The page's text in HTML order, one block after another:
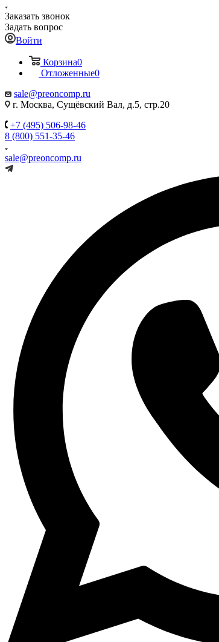
Заказать звонок
Задать вопрос
Войти
Корзина0
Отложенные0
sale@preoncomp.ru
г. Москва, Сущёвский Вал, д.5, стр.20
+7 (495) 506-98-46
8 (800) 551-35-46
sale@preoncomp.ru